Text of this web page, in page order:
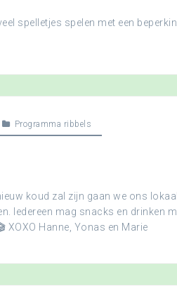
spelletjes spelen met een
Programma ribbels
koud zal zijn gaan we ons
Iedereen mag snacks en drinken
XOXO Hanne, Yonas en Marie